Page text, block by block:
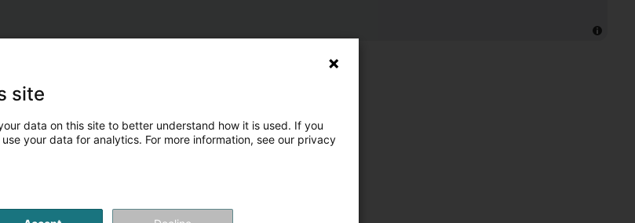
Benoît Maraga
site
data on this site to better understand how it is used. If you
your data for analytics. For more information, see our privacy